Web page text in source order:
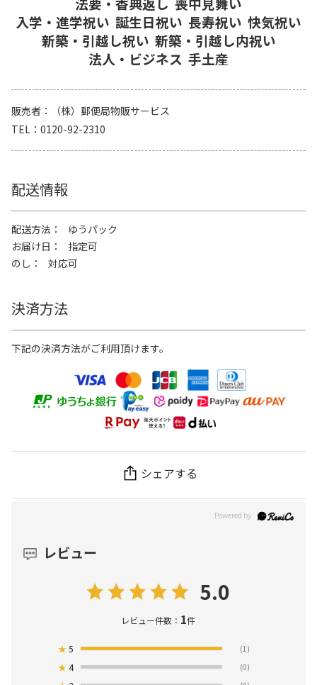
入学・進学祝い 誕生日祝い 長寿祝い 快気祝い
新築・引越し祝い 新築・引越し内祝い
法人・ビジネス 手土産
販売者
（株）郵便局物販サービス
TEL
0120-92-2310
配送情報
配送方法
ゆうパック
お届け日
指定可
のし
対応可
決済方法
下記の決済方法がご利用頂けます。
シェアする
レビュー
5.0
レビュー件数： 1件
★5 (1)
★4 (0)